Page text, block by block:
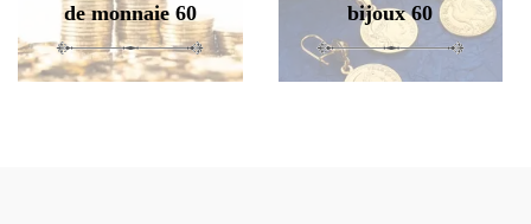
de monnaie 60
bijoux 60